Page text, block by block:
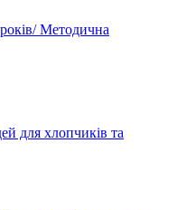
Методична
для хлопчиків та